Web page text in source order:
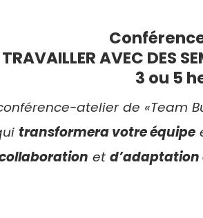
TRAVAILLER AVEC DES
3 ou 5
atelier de «Team
transformera votre équipe
et